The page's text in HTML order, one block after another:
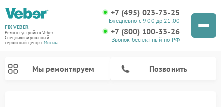
FIX-VEBER
Ремонт устройств Veber
Специализированный
cервисный центр г.Москва
+7 (495) 023-73-25
Ежедневно с 9:00 до 21:00
+7 (800) 100-33-26
Звонок бесплатный по РФ
Мы ремонтируем Позвонить